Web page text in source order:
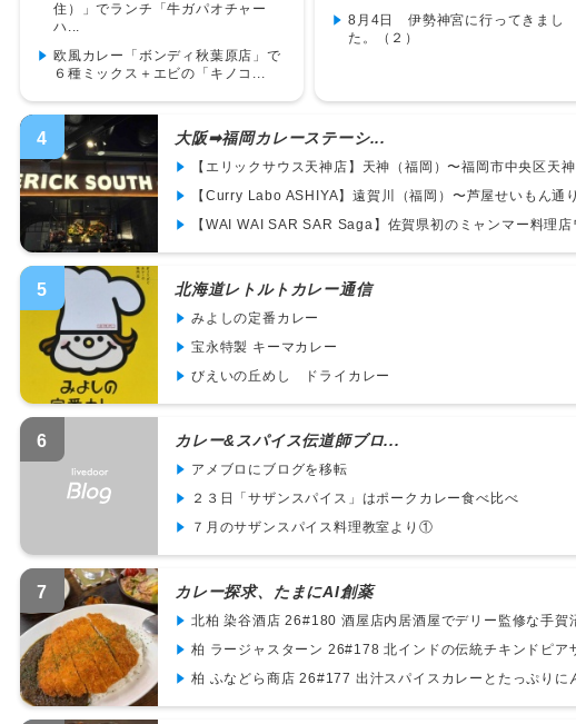
住）」でランチ「牛ガパオチャー
ハ...
欧風カレー「ボンディ秋葉原店」で
６種ミックス＋エビの「キノコ...
8月4日 伊勢神宮に行ってきまし
た。（２）
4 大阪➡︎福岡カレーステーシ...
【エリックサウス天神店】天神（福岡）〜福岡市中央区天
【Curry Labo ASHIYA】遠賀川（福岡）〜芦屋せいもん通
【WAI WAI SAR SAR Saga】佐賀県初のミャンマー料理
5 北海道レトルトカレー通信
みよしの定番カレー
宝永特製 キーマカレー
びえいの丘めし ドライカレー
6 カレー&スパイス伝道師ブロ...
アメブロにブログを移転
２３日「サザンスパイス」はポークカレー食べ比べ
７月のサザンスパイス料理教室より①
7 カレー探求、たまにAI創薬
北柏 染谷酒店 26#180 酒屋店内居酒屋でデリー監修な手賀
柏 ラージャスターン 26#178 北インドの伝統チキンドピア
柏 ふなどら商店 26#177 出汁スパイスカレーとたっぷりに